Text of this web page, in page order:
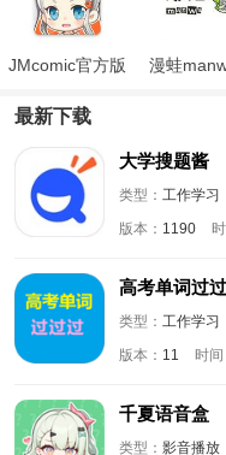
JMcomic官方版
漫蛙
最新下载
大学搜题酱
类型： 工作学习
版本： 1190
高考单词过
类型： 工作学习
版本： 11 时间
千夏语音盒
类型： 影音播放